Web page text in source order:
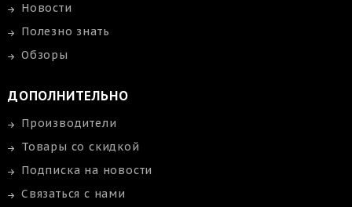
Новости
Полезно знать
Обзоры
ДОПОЛНИТЕЛЬНО
Производители
Товары со скидкой
Подписка на новости
Связаться с нами